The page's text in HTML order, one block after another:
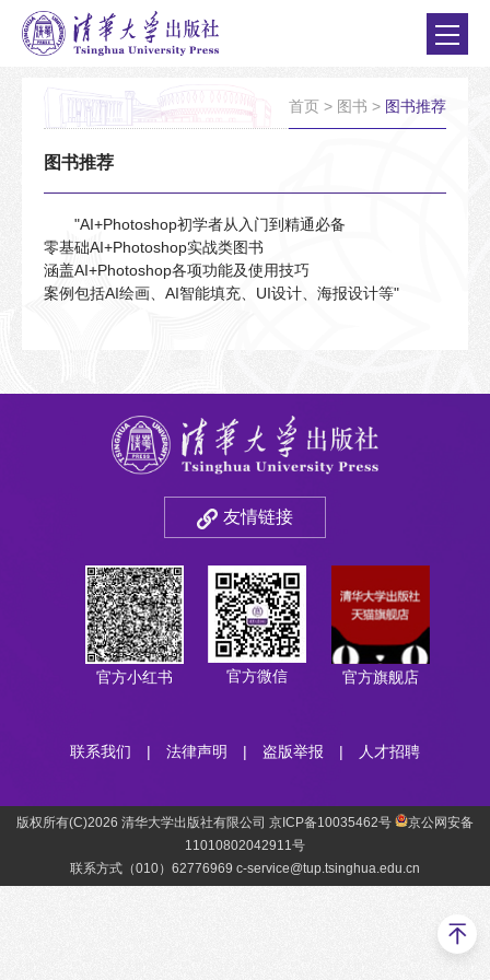
首页 > 图书 > 图书推荐
图书推荐
"AI+Photoshop初学者从入门到精通必备
零基础AI+Photoshop实战类图书
涵盖AI+Photoshop各项功能及使用技巧
案例包括AI绘画、AI智能填充、UI设计、海报设计等"
友情链接
官方小红书 官方微信 官方旗舰店
联系我们 | 法律声明 | 盗版举报 | 人才招聘
版权所有(C)2026 清华大学出版社有限公司 京ICP备10035462号
京公网安备
11010802042911号
联系方式（010）62776969 c-service@tup.tsinghua.edu.cn